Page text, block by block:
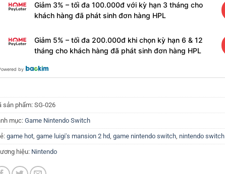
Giảm 3% – tối đa 100.000đ với kỳ hạn 3 tháng cho
khách hàng đã phát sinh đơn hàng HPL
Giảm 5% – tối đa 200.000đ khi chọn kỳ hạn 6 & 12
tháng cho khách hàng đã phát sinh đơn hàng HPL
by
sản phẩm:SG-026
mục:Game Nintendo Switch
game hot, game luigi's mansion 2 hd, game nintendo switch, nintendo switch
hiệu: Nintendo